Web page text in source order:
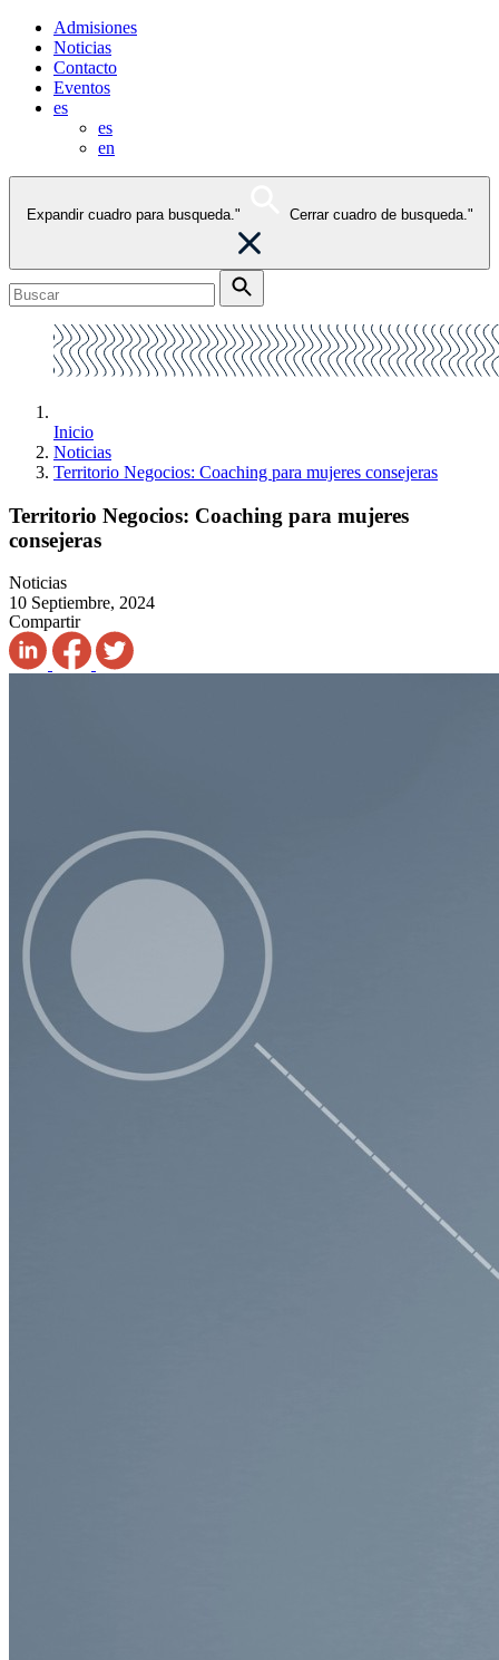
Admisiones
Noticias
Contacto
Eventos
es
es
en
Expandir cuadro para busqueda." Cerrar cuadro de busqueda."
Inicio
Noticias
Territorio Negocios: Coaching para mujeres consejeras
Territorio Negocios: Coaching para mujeres
consejeras
Noticias
10 Septiembre, 2024
Compartir